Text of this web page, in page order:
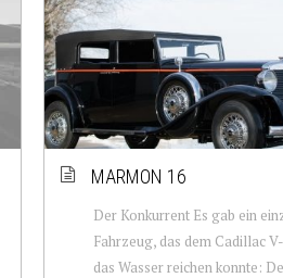
MARMON 16
Der Konkurrent Es gab ein
Fahrzeug, das dem Cadillac
das Wasser reichen konnte: